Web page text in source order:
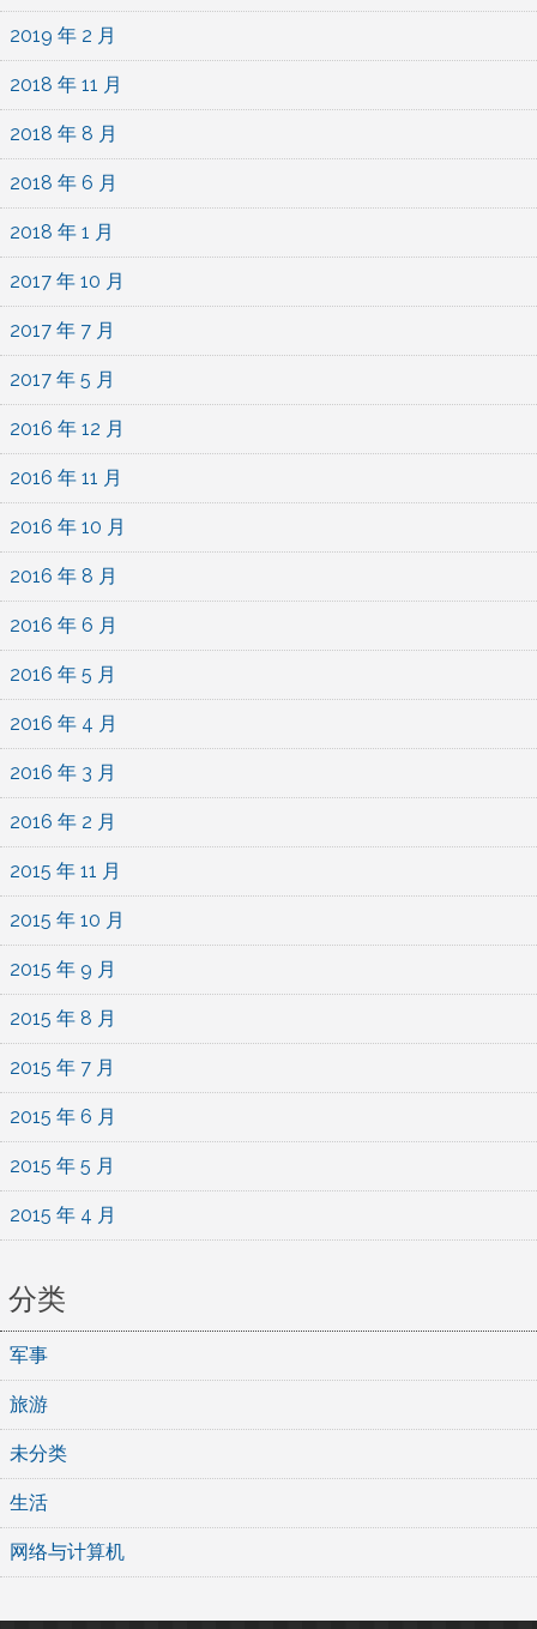
2019 年 2 月
2018 年 11 月
2018 年 8 月
2018 年 6 月
2018 年 1 月
2017 年 10 月
2017 年 7 月
2017 年 5 月
2016 年 12 月
2016 年 11 月
2016 年 10 月
2016 年 8 月
2016 年 6 月
2016 年 5 月
2016 年 4 月
2016 年 3 月
2016 年 2 月
2015 年 11 月
2015 年 10 月
2015 年 9 月
2015 年 8 月
2015 年 7 月
2015 年 6 月
2015 年 5 月
2015 年 4 月
分类
军事
旅游
未分类
生活
网络与计算机